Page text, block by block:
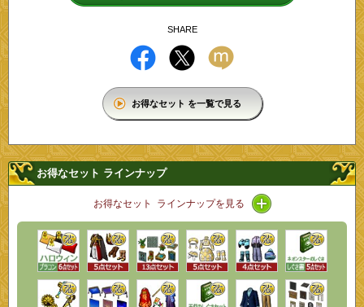
SHARE
お得なセット を一覧で見る
お得なセット ラインナップ
お得なセット ラインナップを見る アイコン / ラインナ